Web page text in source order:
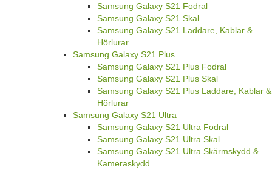
Samsung Galaxy S21 Fodral
Samsung Galaxy S21 Skal
Samsung Galaxy S21 Laddare, Kablar &
Hörlurar
Samsung Galaxy S21 Plus
Samsung Galaxy S21 Plus Fodral
Samsung Galaxy S21 Plus Skal
Samsung Galaxy S21 Plus Laddare, Kablar &
Hörlurar
Samsung Galaxy S21 Ultra
Samsung Galaxy S21 Ultra Fodral
Samsung Galaxy S21 Ultra Skal
Samsung Galaxy S21 Ultra Skärmskydd &
Kameraskydd